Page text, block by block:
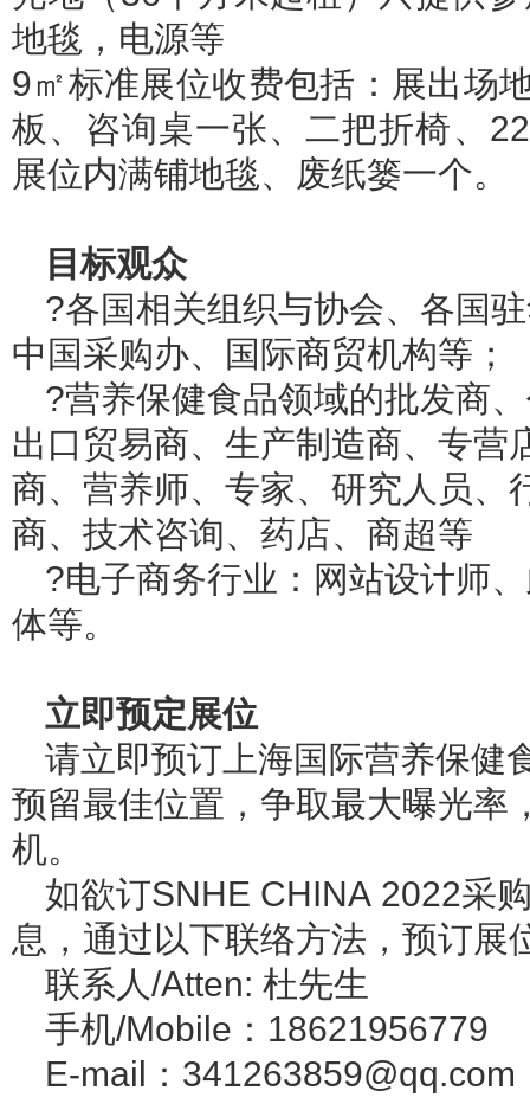
地毯，电源等
9㎡标准展位收费包括：展出场
板、咨询桌一张、二把折椅、
展位内满铺地毯、废纸篓一个。
目标观众
?各国相关组织与协会、各国
中国采购办、国际商贸机构等；
?营养保健食品领域的批发商
出口贸易商、生产制造商、专营
商、营养师、专家、研究人员、
商、技术咨询、药店、商超等
?电子商务行业：网站设计师
体等。
立即预定展位
请立即预订上海国际营养保健
预留最佳位置，争取最大曝光率
机。
如欲订SNHE CHINA 2022采
息，通过以下联络方法，预订展
联系人/Atten: 杜先生
手机/Mobile：18621956779
E-mail：341263859@qq.com